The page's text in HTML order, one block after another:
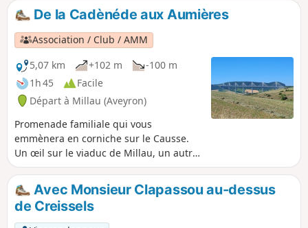
De la Cadènéde aux Aumières
Association / Club / AMM
5,07 km
+102 m
-100 m
1h 45
Facile
Départ à Millau (Aveyron)
Promenade familiale qui vous
emmènera en corniche sur le Causse.
Un œil sur le viaduc de Millau, un autre
sur la magnifique ferme fortifiée de la
Cadénède. Vous traversez une
"bouissière" et prendrez un repos
mérité auprès de la fontaine maçonnée
des Aumières Basses.
Avec Monsieur Clapassou au-dessus
de Creissels